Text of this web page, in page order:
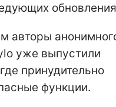
авторы
уже выпустили
принудительно
функции.